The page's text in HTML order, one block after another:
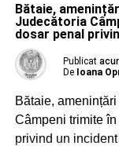
Bătaie,
Judecătoria
dosar penal
Publicat
De Ioana
Bătaie,
Câmpeni trimite
privind un